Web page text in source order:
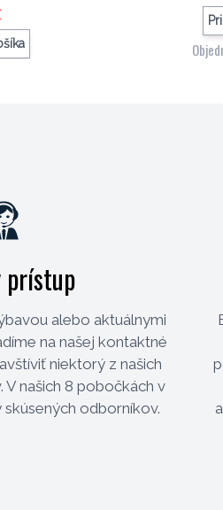
prístup
alebo aktuálnymi
na našej kontaktné
niektorý z našich
našich 8 pobočkách v
odborníkov.